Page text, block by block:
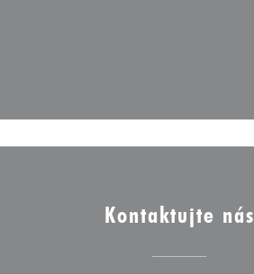
Kontaktujte nás